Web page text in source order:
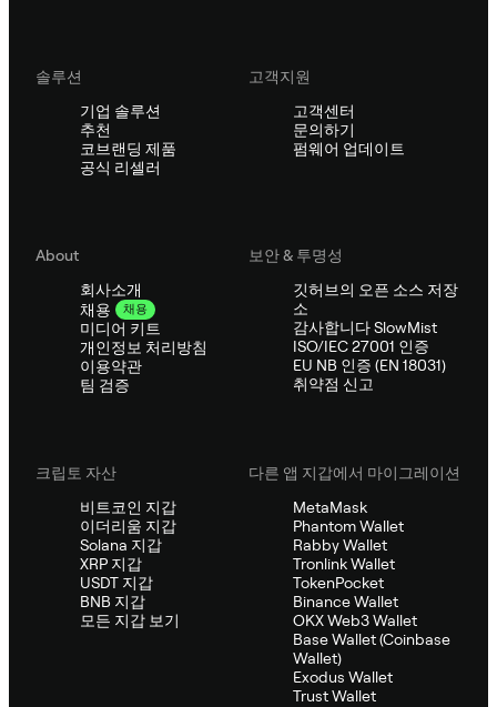
솔루션
기업 솔루션
추천
코브랜딩 제품
공식 리셀러
고객지원
고객센터
문의하기
펌웨어 업데이트
About
회사소개
채용
채용
미디어 키트
개인정보 처리방침
이용약관
팀 검증
보안 & 투명성
깃허브의 오픈 소스 저장
소
감사합니다 SlowMist
ISO/IEC 27001 인증
EU NB 인증 (EN 18031)
취약점 신고
크립토 자산
비트코인 지갑
이더리움 지갑
Solana 지갑
XRP 지갑
USDT 지갑
BNB 지갑
모든 지갑 보기
다른 앱 지갑에서 마이그레이션
MetaMask
Phantom Wallet
Rabby Wallet
Tronlink Wallet
TokenPocket
Binance Wallet
OKX Web3 Wallet
Base Wallet (Coinbase
Wallet)
Exodus Wallet
Trust Wallet